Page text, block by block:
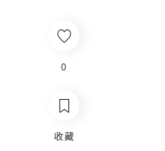
0
收藏